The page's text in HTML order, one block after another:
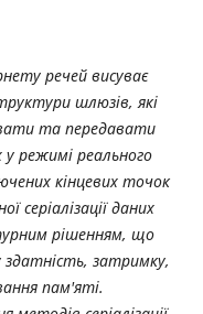
речей висуває
шлюзів, які
та передавати
режимі реального
кінцевих точок
серіалізації даних
рішенням, що
здатність, затримку,
пам'яті.